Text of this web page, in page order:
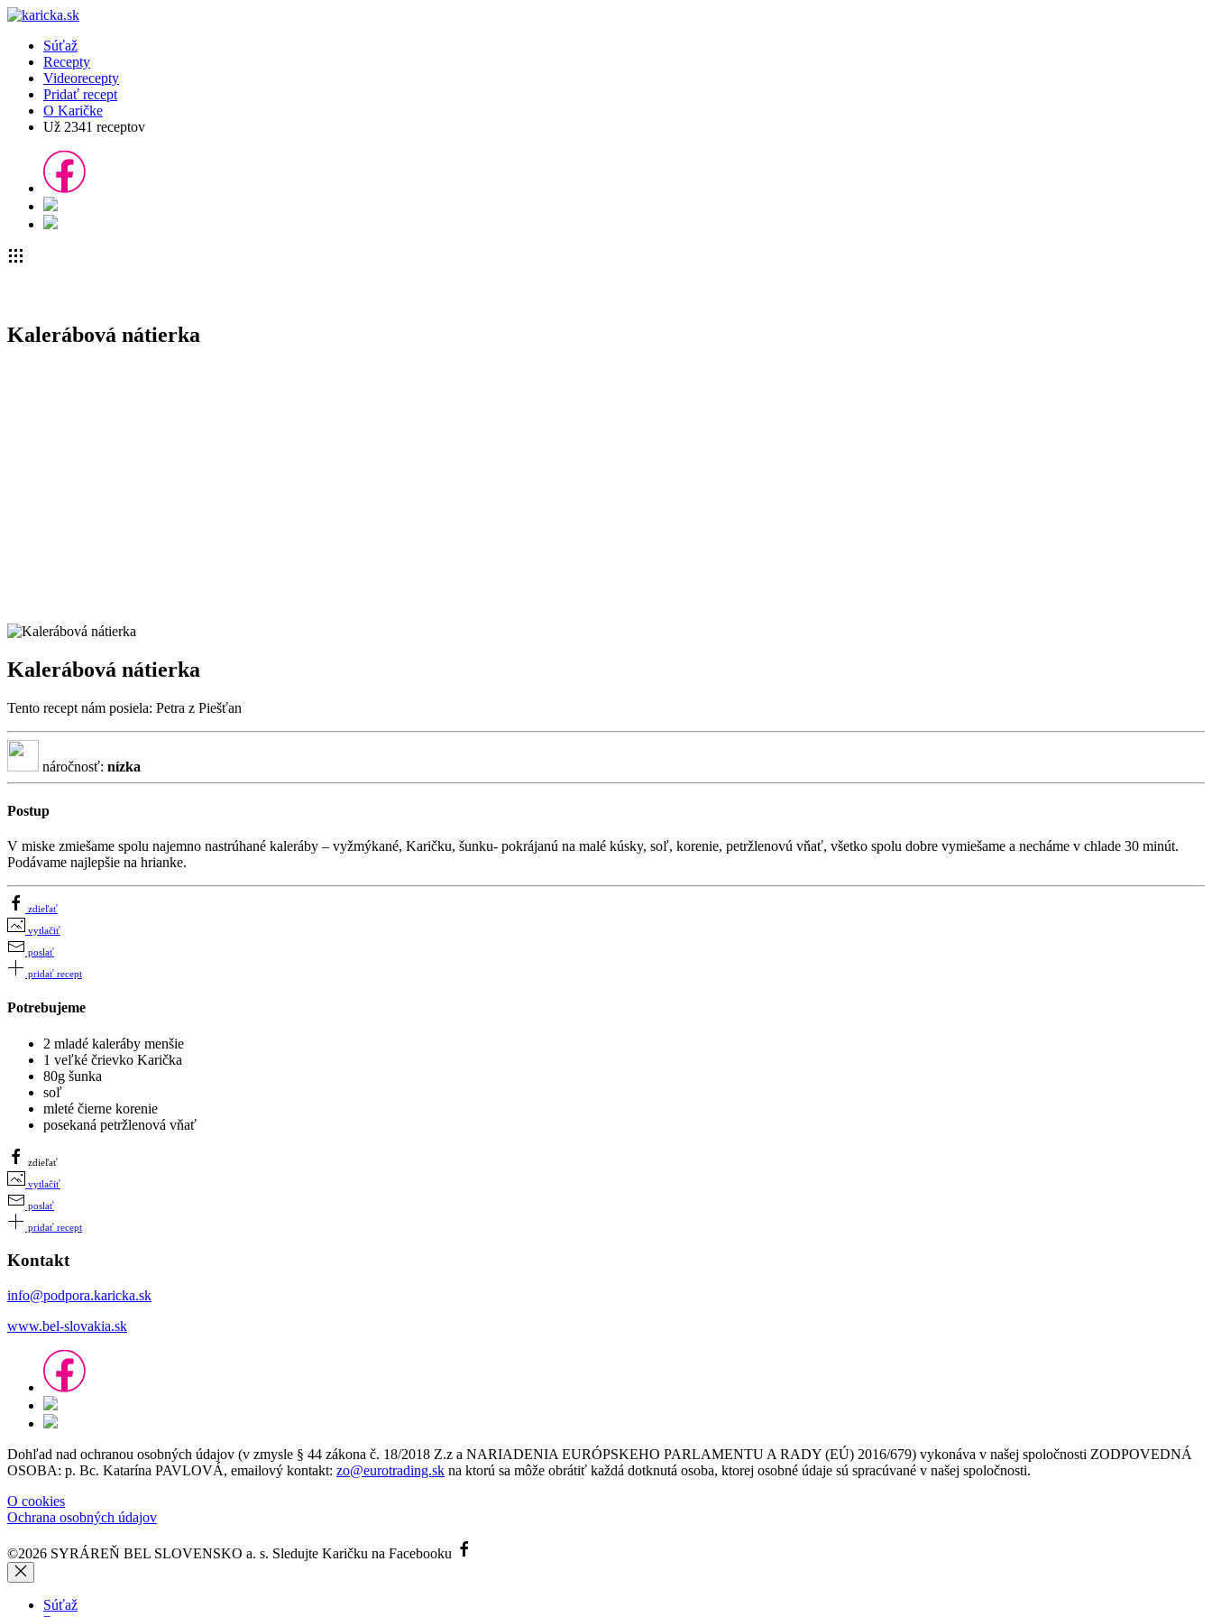
Súťaž
Recepty
Videorecepty
Pridať recept
O Karičke
Už 2341 receptov
Kalerábová nátierka
Kalerábová nátierka
Tento recept nám posiela: Petra z Piešťan
náročnosť: nízka
Postup
V miske zmiešame spolu najemno nastrúhané kaleráby – vyžmýkané, Karičku, šunku- pokrájanú na malé kúsky, soľ, korenie, petržlenovú vňať, všetko spolu dobre vymiešame a necháme v chlade 30 minút.
Podávame najlepšie na hrianke.
zdieľať
vytlačiť
poslať
pridať recept
Potrebujeme
2 mladé kaleráby menšie
1 veľké črievko Karička
80g šunka
soľ
mleté čierne korenie
posekaná petržlenová vňať
zdieľať
vytlačiť
poslať
pridať recept
Kontakt
info@podpora.karicka.sk
www.bel-slovakia.sk
Dohľad nad ochranou osobných údajov (v zmysle § 44 zákona č. 18/2018 Z.z a NARIADENIA EURÓPSKEHO PARLAMENTU A RADY (EÚ) 2016/679) vykonáva v našej spoločnosti ZODPOVEDNÁ
OSOBA: p. Bc. Katarína PAVLOVÁ, emailový kontakt: zo@eurotrading.sk na ktorú sa môže obrátiť každá dotknutá osoba, ktorej osobné údaje sú spracúvané v našej spoločnosti.
O cookies
Ochrana osobných údajov
©2026 SYRÁREŇ BEL SLOVENSKO a. s. Sledujte Karičku na Facebooku
Súťaž